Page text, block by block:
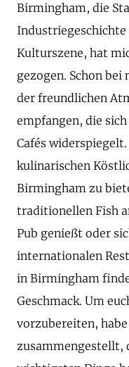
Birmingham, die
Kulturszene, hat
gezogen. Schon
der freundlichen
empfangen, die
Cafés
kulinarischen
Birmingham zu
traditionellen Fish
Pub genießt oder
internationalen
in Birmingham
Geschmack. Um
vorzubereiten,
zusammengestellt,